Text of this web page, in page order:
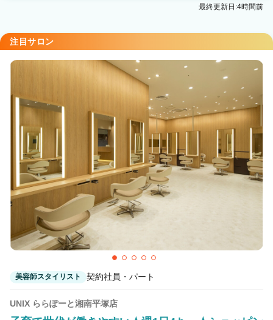
最終更新日:4時間前
注目サロン
美容師スタイリスト 契約社員・パート
UNIX ららぽーと湘南平塚店